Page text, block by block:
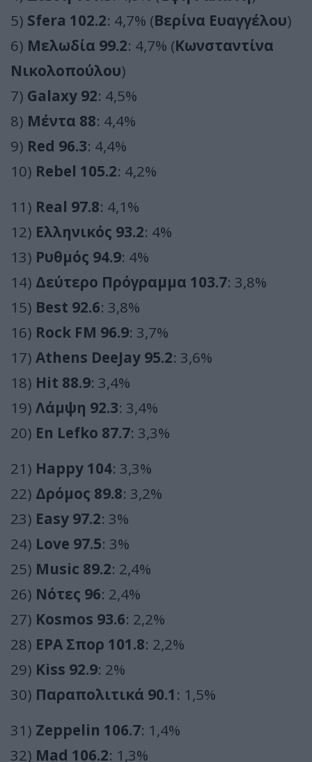
5) Sfera 102.2: 4,7% (Βερίνα Ευαγγέλου)
6) Μελωδία 99.2: 4,7% (Κωνσταντίνα
Νικολοπούλου)
7) Galaxy 92: 4,5%
8) Μέντα 88: 4,4%
9) Red 96.3: 4,4%
10) Rebel 105.2: 4,2%
11) Real 97.8: 4,1%
12) Ελληνικός 93.2: 4%
13) Ρυθμός 94.9: 4%
14) Δεύτερο Πρόγραμμα 103.7: 3,8%
15) Best 92.6: 3,8%
16) Rock FM 96.9: 3,7%
17) Athens DeeJay 95.2: 3,6%
18) Hit 88.9: 3,4%
19) Λάμψη 92.3: 3,4%
20) En Lefko 87.7: 3,3%
21) Happy 104: 3,3%
22) Δρόμος 89.8: 3,2%
23) Easy 97.2: 3%
24) Love 97.5: 3%
25) Music 89.2: 2,4%
26) Νότες 96: 2,4%
27) Kosmos 93.6: 2,2%
28) ΕΡΑ Σπορ 101.8: 2,2%
29) Kiss 92.9: 2%
30) Παραπολιτικά 90.1 : 1,5%
31) Zeppelin 106.7: 1,4%
32) Mad 106.2: 1,3%